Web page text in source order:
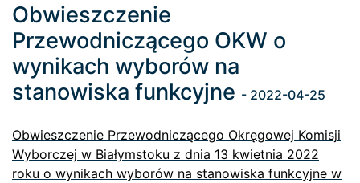
Loading...
Obwieszczenie
Przewodniczącego OKW o
wynikach wyborów na
stanowiska funkcyjne - 2022-04-25
Obwieszczenie Przewodniczącego Okręgowej Komisji
Wyborczej w Białymstoku z dnia 13 kwietnia 2022
roku o wynikach wyborów na stanowiska funkcyjne w